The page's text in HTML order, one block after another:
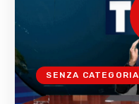
SENZA CATEGORIA